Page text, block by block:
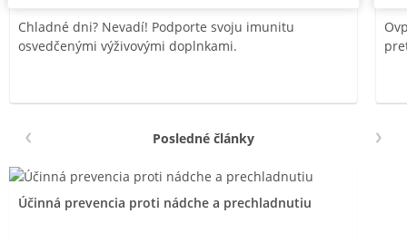
Chladné dni? Nevadí! Podporte svoju imunitu
osvedčenými výživovými doplnkami.
Posledné články
Účinná prevencia proti nádche a prechladnutiu